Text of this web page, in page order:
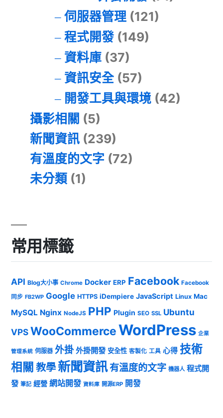
伺服器管理(121)
程式開發(149)
資料庫(37)
資訊安全(57)
開發工具與環境(42)
攝影相關 (5)
新聞資訊 (239)
有溫度的文字 (72)
未分類 (1)
常用標籤
API Blog大小事 Chrome Docker ERP Facebook Facebook
同步 FB2WP Google HTTPS iDempiere JavaScript Linux Mac
MySQL Nginx NodeJS PHP Plugin SEO SSL Ubuntu
VPSWooCommerceWordPress 企業
管理系統 伺服器 外掛 外掛開發 安全性 客製化 工具 心得 技術
相關 教學 新聞資訊有溫度的文字 機器人 程式開
發 筆記 經營 網站開發 資料庫 開源ERP 開發